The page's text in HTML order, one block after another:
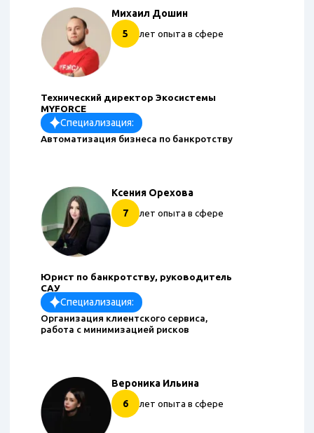
Михаил Дошин
5
лет опыта в сфере
Технический директор Экосистемы
MYFORCE
Специализация:
Автоматизация бизнеса по банкротству
Ксения Орехова
7
лет опыта в сфере
Юрист по банкротству, руководитель
САУ
Специализация:
Организация клиентского сервиса,
работа с минимизацией рисков
Вероника Ильина
6
лет опыта в сфере